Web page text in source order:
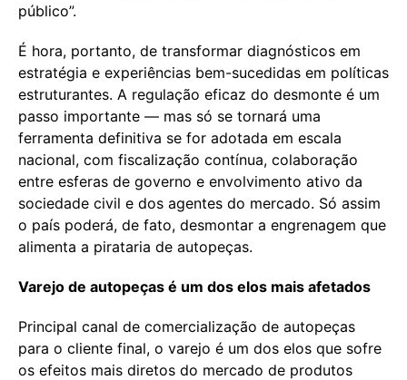
público”.
É hora, portanto, de transformar diagnósticos em
estratégia e experiências bem-sucedidas em políticas
estruturantes. A regulação eficaz do desmonte é um
passo importante — mas só se tornará uma
ferramenta definitiva se for adotada em escala
nacional, com fiscalização contínua, colaboração
entre esferas de governo e envolvimento ativo da
sociedade civil e dos agentes do mercado. Só assim
o país poderá, de fato, desmontar a engrenagem que
alimenta a pirataria de autopeças.
Varejo de autopeças é um dos elos mais afetados
Principal canal de comercialização de autopeças
para o cliente final, o varejo é um dos elos que sofre
os efeitos mais diretos do mercado de produtos